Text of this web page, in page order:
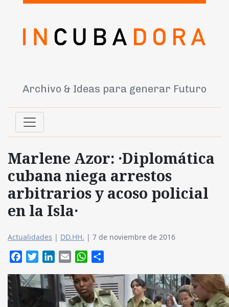
Archivo & Ideas para generar Futuro
Marlene Azor: ·Diplomática
cubana niega arrestos
arbitrarios y acoso policial
en la Isla·
Actualidades | DD.HH. | 7 de noviembre de 2016
FacebookTwitterLinkedIn
Email WhatsApp